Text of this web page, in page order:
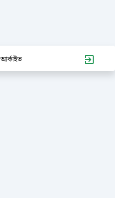
আর্কাইভ